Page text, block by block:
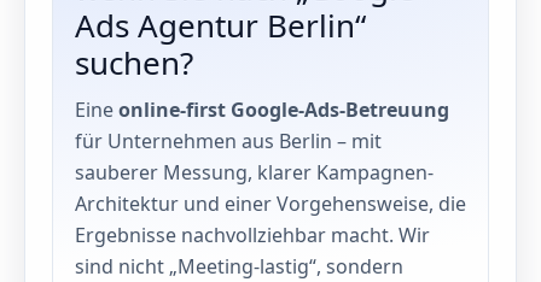
Ads Agentur Berlin“
suchen?
Eineonline-first Google-Ads-Betreuung
für Unternehmen aus Berlin – mit
sauberer Messung, klarer Kampagnen-
Architektur und einer Vorgehensweise, die
Ergebnisse nachvollziehbar macht. Wir
sind nicht „Meeting-lastig“, sondern